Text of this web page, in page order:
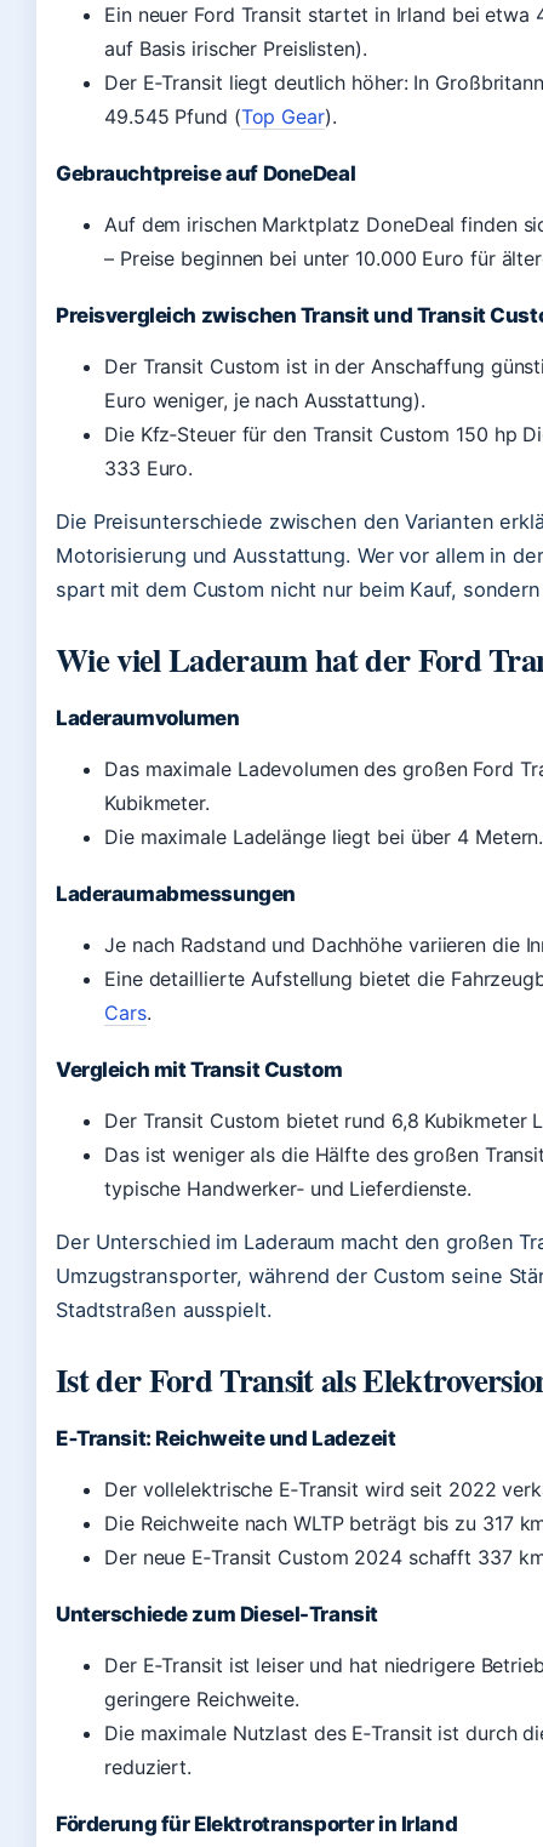
Ein neuer Ford Transit startet in Irland bei etwa
auf Basis irischer Preislisten).
Der E‑Transit liegt deutlich höher: In
49.545 Pfund (Top Gear).
Gebrauchtpreise auf DoneDeal
Auf dem irischen Marktplatz DoneDeal finden
– Preise beginnen bei unter 10.000 Euro für
Preisvergleich zwischen Transit und Transit
Der Transit Custom ist in der Anschaffung
Euro weniger, je nach Ausstattung).
Die Kfz‑Steuer für den Transit Custom 150 hp
333 Euro.
Die Preisunterschiede zwischen den Varianten
Motorisierung und Ausstattung. Wer vor allem in
spart mit dem Custom nicht nur beim Kauf,
Wie viel Laderaum hat der Ford
Laderaumvolumen
Das maximale Ladevolumen des großen Ford
Kubikmeter.
Die maximale Ladelänge liegt bei über 4 Metern.
Laderaumabmessungen
Je nach Radstand und Dachhöhe variieren die
Eine detaillierte Aufstellung bietet die
Cars.
Vergleich mit Transit Custom
Der Transit Custom bietet rund 6,8 Kubikmeter
Das ist weniger als die Hälfte des großen
typische Handwerker‑ und Lieferdienste.
Der Unterschied im Laderaum macht den großen
Umzugstransporter, während der Custom seine
Stadtstraßen ausspielt.
Ist der Ford Transit als
E‑Transit: Reichweite und Ladezeit
Der vollelektrische E‑Transit wird seit 2022
Die Reichweite nach WLTP beträgt bis zu 317
Der neue E‑Transit Custom 2024 schafft 337
Unterschiede zum Diesel-Transit
Der E‑Transit ist leiser und hat niedrigere
geringere Reichweite.
Die maximale Nutzlast des E‑Transit ist durch
reduziert.
Förderung für Elektrotransporter in Irland